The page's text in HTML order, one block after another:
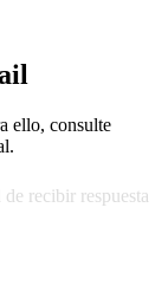
ello, consulte
recibir respuesta